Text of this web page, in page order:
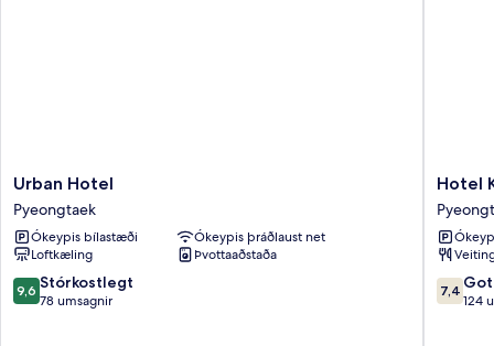
Urban
Hotel
Pyeongtaek
Urban Hotel
Pyeongtaek
Ókeypis bílastæði
Ókeypis þráðlaust net
Loftkæling
Þvottaaðstaða
9.6
af
9,6 Stórkostlegt
78 umsagnir
Hotel
Kabo
Hotel
7.4
af
7,4
124